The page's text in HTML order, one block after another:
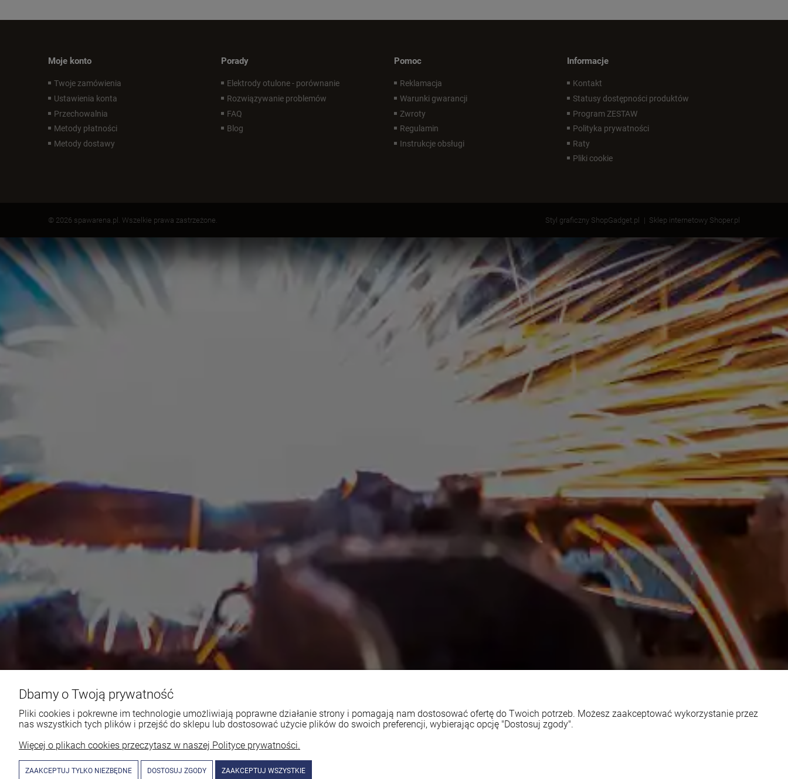
Moje konto
Twoje zamówienia
Ustawienia konta
Przechowalnia
Metody płatności
Metody dostawy
Porady
Elektrody otulone - porównanie
Rozwiązywanie problemów
FAQ
Blog
Pomoc
Reklamacja
Warunki gwarancji
Zwroty
Regulamin
Instrukcje obsługi
Informacje
Kontakt
Statusy dostępności produktów
Program ZESTAW
Polityka prywatności
Raty
Pliki cookie
© 2026 spawarena.pl. Wszelkie prawa zastrzeżone. Styl graficzny ShopGadget.pl Sklep internetowy Shoper.pl
Dbamy o Twoją prywatność
Pliki cookies i pokrewne im technologie umożliwiają poprawne działanie strony i pomagają nam dostosować ofertę do Twoich potrzeb. Możesz zaakceptować wykorzystanie przez
nas wszystkich tych plików i przejść do sklepu lub dostosować użycie plików do swoich preferencji, wybierając opcję "Dostosuj zgody".
Więcej o plikach cookies przeczytasz w naszej Polityce prywatności.
ZAAKCEPTUJ TYLKO NIEZBĘDNE DOSTOSUJ ZGODY ZAAKCEPTUJ WSZYSTKIE